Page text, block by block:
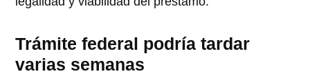
Trámite federal podría tardar
varias semanas